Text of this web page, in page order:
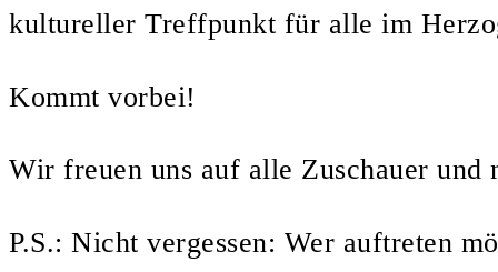
kultureller Treffpunkt für alle im
Kommt vorbei!
Wir freuen uns auf alle Zuschauer
P.S.: Nicht vergessen: Wer auftreten